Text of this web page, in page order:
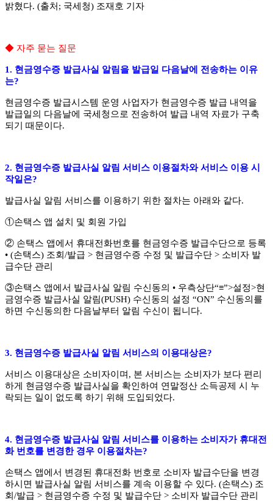
밝혔다. (출처; 국세청) 조재호 기자
◆ 자주 묻는 질문
1. 현금영수증 발급사실 알림을 발급일 다음날에 전송하는 이유
는?
현금영수증 발급시스템 운영 사업자가 현금영수증 발급 내역을
발급일의 다음날에 국세청으로 전송하여 발급 내역 자료가 구축
되기 때문이다.
2. 현금영수증 발급사실 알림 서비스 이용절차와 서비스 이용 시
작일은?
발급사실 알림 서비스를 이용하기 위한 절차는 아래와 같다.
①손택스 앱 설치 및 회원 가입
② 손택스 앱에서 휴대전화번호를 현금영수증 발급수단으로 등록
• (손택스) 조회/발급 > 현금영수증 수정 및 발급수단 > 소비자 발
급수단 관리
③손택스 앱에서 발급사실 알림 수신동의 • 우측상단“≡”>설정>현
금영수증 발급사실 알림(PUSH) 수신동의 설정 “ON” 수신동의를
하면 수신동의한 다음날부터 알림 수신이 됩니다.
3. 현금영수증 발급사실 알림 서비스의 이용대상은?
서비스 이용대상은 소비자이며, 본 서비스는 소비자가 보다 편리
하게 현금영수증 발급사실을 확인하여 연말정산 소득공제 시 누
락되는 일이 없도록 하기 위해 도입되었다.
4. 현금영수증 발급사실 알림 서비스를 이용하는 소비자가 휴대전
화 번호를 변경한 경우 이용절차는?
손택스 앱에서 변경된 휴대전화 번호로 소비자 발급수단을 변경
하시면 발급사실 알림 서비스를 계속 이용할 수 있다. (손택스) 조
회/발급 > 현금영수증 수정 및 발급수단 > 소비자 발급수단 관리